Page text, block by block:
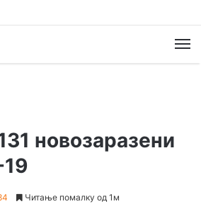
новозаразени
Читање помалку од 1м